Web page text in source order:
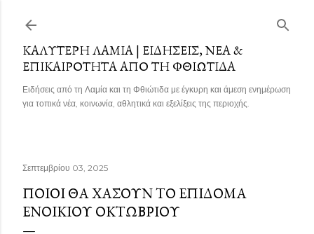
ΚΑΛΎΤΕΡΗ ΛΑΜΊΑ | ΕΙΔΉΣΕΙΣ, ΝΈΑ &
ΕΠΙΚΑΙΡΌΤΗΤΑ ΑΠΌ ΤΗ ΦΘΙΏΤΙΔΑ
Ειδήσεις από τη Λαμία και τη Φθιώτιδα με έγκυρη και άμεση ενημέρωση
για τοπικά νέα, κοινωνία, αθλητικά και εξελίξεις της περιοχής.
Σεπτεμβρίου 03, 2025
ΠΟΙΟΙ ΘΑ ΧΆΣΟΥΝ ΤΟ ΕΠΊΔΟΜΑ
ΕΝΟΙΚΊΟΥ ΟΚΤΩΒΡΊΟΥ